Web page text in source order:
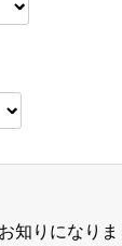
知りになり